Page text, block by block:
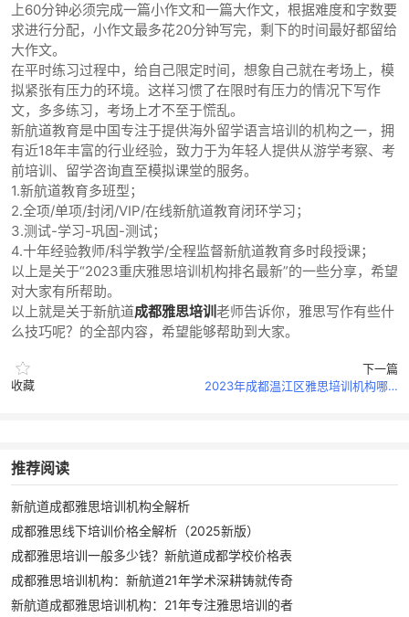
上60分钟必须完成一篇小作文和一篇大作文，根据难度和字数要
求进行分配，小作文最多花20分钟写完，剩下的时间最好都留给
大作文。
在平时练习过程中，给自己限定时间，想象自己就在考场上，模
拟紧张有压力的环境。这样习惯了在限时有压力的情况下写作
文，多多练习，考场上才不至于慌乱。
新航道教育是中国专注于提供海外留学语言培训的机构之一，拥
有近18年丰富的行业经验，致力于为年轻人提供从游学考察、考
前培训、留学咨询直至模拟课堂的服务。
1.新航道教育多班型；
2.全项/单项/封闭/VIP/在线新航道教育闭环学习；
3.测试-学习-巩固-测试；
4.十年经验教师/科学教学/全程监督新航道教育多时段授课；
以上是关于“2023重庆雅思培训机构排名最新”的一些分享，希望
对大家有所帮助。
以上就是关于新航道成都雅思培训老师告诉你，雅思写作有些什
么技巧呢？的全部内容，希望能够帮助到大家。
收藏
下一篇
2023年成都温江区雅思培训机构哪家比较靠谱？求推荐
推荐阅读
新航道成都雅思培训机构全解析
成都雅思线下培训价格全解析（2025新版）‌
成都雅思培训一般多少钱？新航道成都学校价格表
成都雅思培训机构：新航道21年学术深耕铸就传奇
新航道成都雅思培训机构：21年专注雅思培训的者